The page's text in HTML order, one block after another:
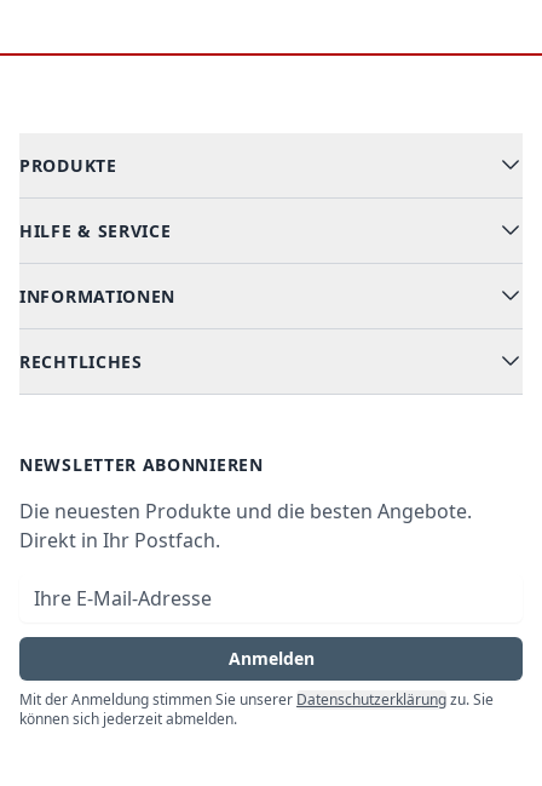
PRODUKTE
Alle Kategorien
Kühlen & Gefrieren
HILFE & SERVICE
Hilfe & FAQ
INFORMATIONEN
Über uns
RECHTLICHES
Datenschutz
Widerrufsrecht
Impressum
NEWSLETTER ABONNIEREN
Die neuesten Produkte und die besten Angebote.
Direkt in Ihr Postfach.
E-Mail-Adresse
Anmelden
Mit der Anmeldung stimmen Sie unserer Datenschutzerklärungzu. Sie
können sich jederzeit abmelden.